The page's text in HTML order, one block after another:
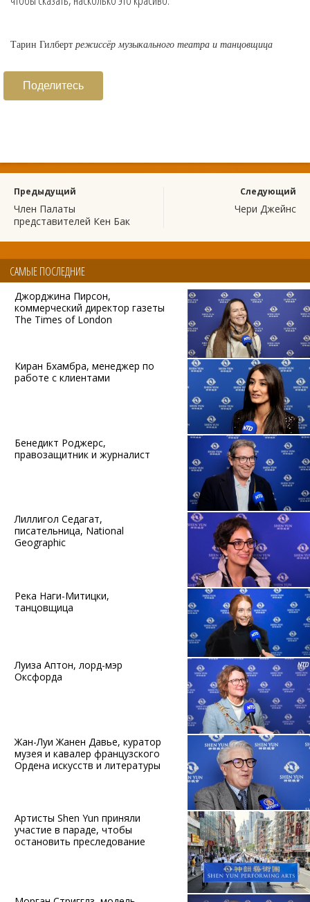
Тарин Гилберт режиссёр музыкального театра и танцовщица
Поделитесь
Предыдущий
Член Палаты
представителей Кен Бак
Следующий
Чери Джейнс
САМЫЕ ПОСЛЕДНИЕ
Джорджина Пирсон,
коммерческий директор газеты
The Times of London
Киран Бхамбра, менеджер по
работе с клиентами
Бенедикт Роджерс,
правозащитник и журналист
Лиллигол Седагат,
писательница, National
Geographic
Река Наги-Митицки,
танцовщица
Луиза Аптон, лорд-мэр
Оксфорда
Жан-Луи Жанен Давье, куратор
музея и кавалер французского
Ордена искусств и литературы
Артисты Shen Yun приняли
участие в параде, чтобы
остановить преследование